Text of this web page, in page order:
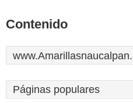
Contenido
Páginas populares